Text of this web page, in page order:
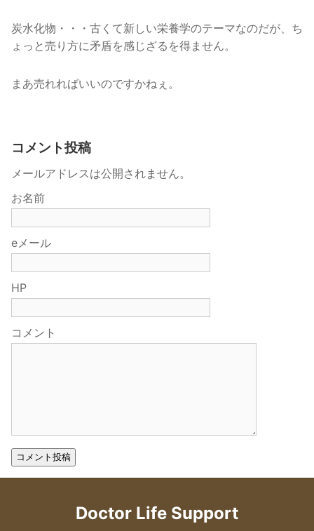
炭水化物・・・古くて新しい栄養学のテーマなのだが、ち
ょっと売り方に矛盾を感じざるを得ません。
まあ売れればいいのですかねぇ。
コメント投稿
メールアドレスは公開されません。
お名前
eメール
HP
コメント
Doctor Life Support